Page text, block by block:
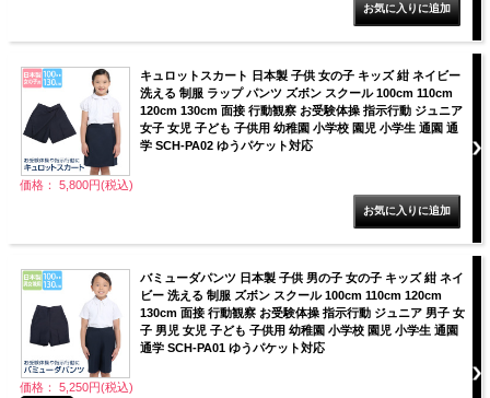
キュロットスカート 日本製 子供 女の子 キッズ 紺 ネイビー
洗える 制服 ラップ パンツ ズボン スクール 100cm 110cm
120cm 130cm 面接 行動観察 お受験体操 指示行動 ジュニア
女子 女児 子ども 子供用 幼稚園 小学校 園児 小学生 通園 通
学 SCH-PA02 ゆうパケット対応
価格： 5,800円(税込)
バミューダパンツ 日本製 子供 男の子 女の子 キッズ 紺 ネイ
ビー 洗える 制服 ズボン スクール 100cm 110cm 120cm
130cm 面接 行動観察 お受験体操 指示行動 ジュニア 男子 女
子 男児 女児 子ども 子供用 幼稚園 小学校 園児 小学生 通園
通学 SCH-PA01 ゆうパケット対応
価格： 5,250円(税込)